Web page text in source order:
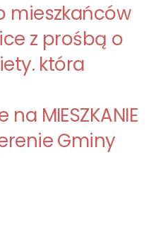
mieszkańców
z prośbą o
która
MIESZKANIE
Gminy